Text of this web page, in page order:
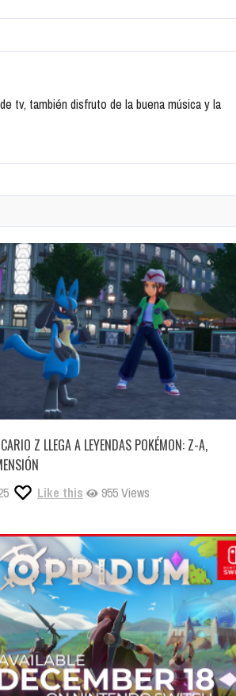
tv, también disfruto de la buena música y la
Z LLEGA A LEYENDAS POKÉMON: Z-A,
Like this 955 Views